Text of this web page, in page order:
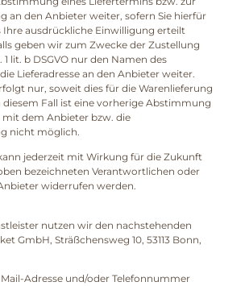
an den Anbieter weiter, sofern Sie hierfür
Ihre ausdrückliche Einwilligung erteilt
geben wir zum Zwecke der Zustellung
lit. b DSGVO nur den Namen des
Lieferadresse an den Anbieter weiter.
nur, soweit dies für die Warenlieferung
Fall ist eine vorherige Abstimmung
dem Anbieter bzw. die
nicht möglich.
jederzeit mit Wirkung für die Zukunft
bezeichneten Verantwortlichen oder
widerrufen werden.
nutzen wir den nachstehenden
GmbH, Sträßchensweg 10, 53113 Bonn,
Adresse und/oder Telefonnummer